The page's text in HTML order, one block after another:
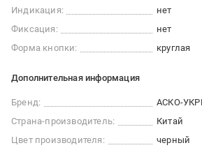
Индикация:
нет
Фиксация:
нет
Форма кнопки:
круглая
Дополнительная информация
Бренд:
АСКО-
Страна-производитель:
Китай
Цвет производителя:
черный